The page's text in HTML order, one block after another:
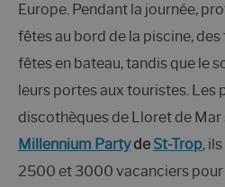
Europe. Pendant la journée,
fêtes au bord de la piscine,
fêtes en bateau, tandis que le
leurs portes aux touristes. Les
discothèques de Lloret de Mar
Millennium Partyde St-Trop,
2500 et 3000 vacanciers pour